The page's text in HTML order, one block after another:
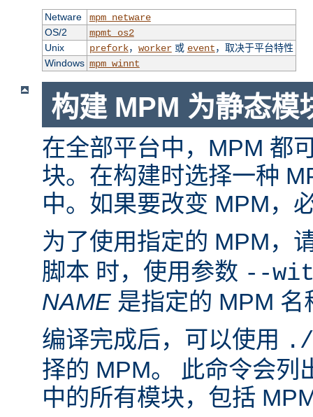
Netware
mpm_netware
OS/2
mpmt_os2
Unix
prefork， worker或 event，取决于平台特性
Windows mpm_winnt
构建 MPM 为静态模
在全部平台中，MPM 都
块。在构建时选择一种
中。如果要改变 MPM，
为了使用指定的 MPM，
脚本 时，使用参数 --
NAME 是指定的 MPM 名
编译完成后，可以使用
择的 MPM。 此命令会列
中的所有模块，包括